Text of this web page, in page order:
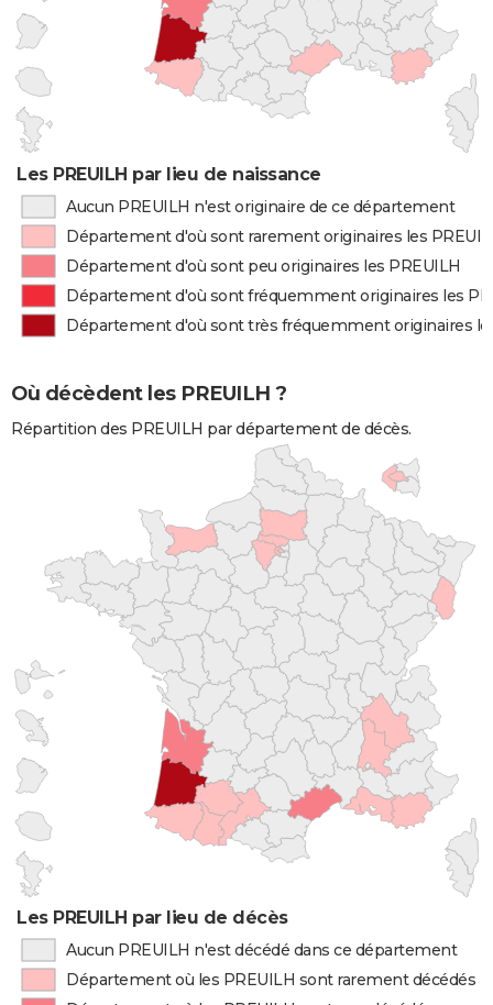
Les PREUILH par lieu de naissance
Aucun PREUILH n'est originaire de ce département
Département d'où sont rarement originaires les
Département d'où sont peu originaires les PREUILH
Département d'où sont fréquemment originaires les
Département d'où sont très fréquemment originaires
Où décèdent les PREUILH ?
Répartition des PREUILH par département de décès.
Les PREUILH par lieu de décès
Aucun PREUILH n'est décédé dans ce département
Département où les PREUILH sont rarement décédés